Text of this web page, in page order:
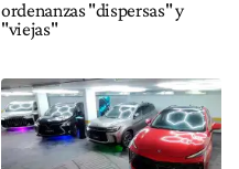
ordenanzas "dispersas" y
"viejas"